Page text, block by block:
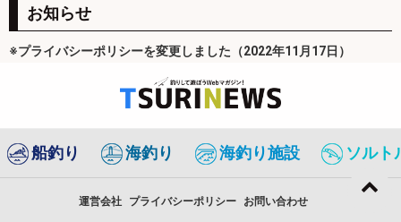
お知らせ
※プライバシーポリシーを変更しました（2022年11月17日）
船釣り 海釣り 海釣り施設 ソルト
運営会社 プライバシーポリシー お問い合わせ